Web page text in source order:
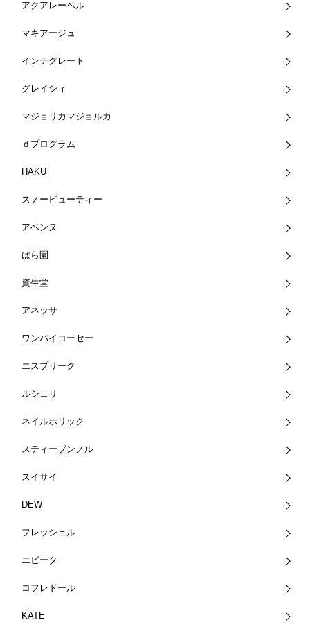
アクアレーベル
マキアージュ
インテグレート
グレイシィ
マジョリカマジョルカ
ｄプログラム
HAKU
スノービューティー
アベンヌ
ばら園
資生堂
アネッサ
ワンバイコーセー
エスプリーク
ルシェリ
ネイルホリック
スティーブンノル
スイサイ
DEW
フレッシェル
エビータ
コフレドール
KATE